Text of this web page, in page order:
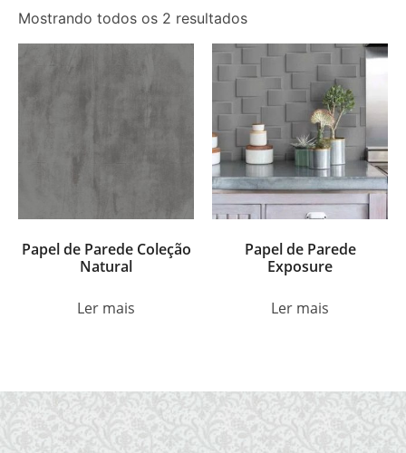
Mostrando todos os 2 resultados
Papel de Parede Coleção
Natural
Ler mais
Papel de Parede
Exposure
Ler mais